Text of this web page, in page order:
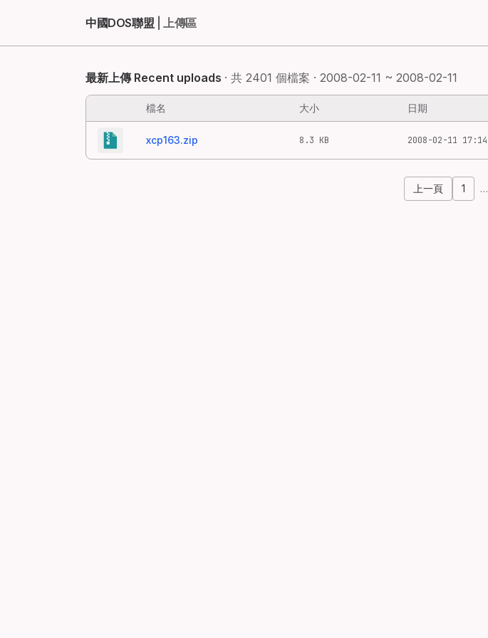
中國DOS聯盟 | 上傳區
最新上傳 Recent uploads · 共 2401 個檔案 · 2008-02-11 ~ 2008-02-11
檔名 大小 日期
xcp163.zip 8.3 KB 2008-02-11 17:14
上一頁 1 …